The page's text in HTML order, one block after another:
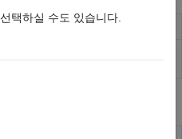
BeagleBone Black hardware
택하실 수도 있습니다.